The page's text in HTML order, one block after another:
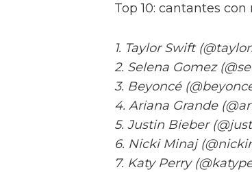
Top 10: cantantes
1. Taylor Swift
2. Selena Gomez
3. Beyoncé
4. Ariana Grande
5. Justin Bieber
6. Nicki Minaj
7. Katy Perry